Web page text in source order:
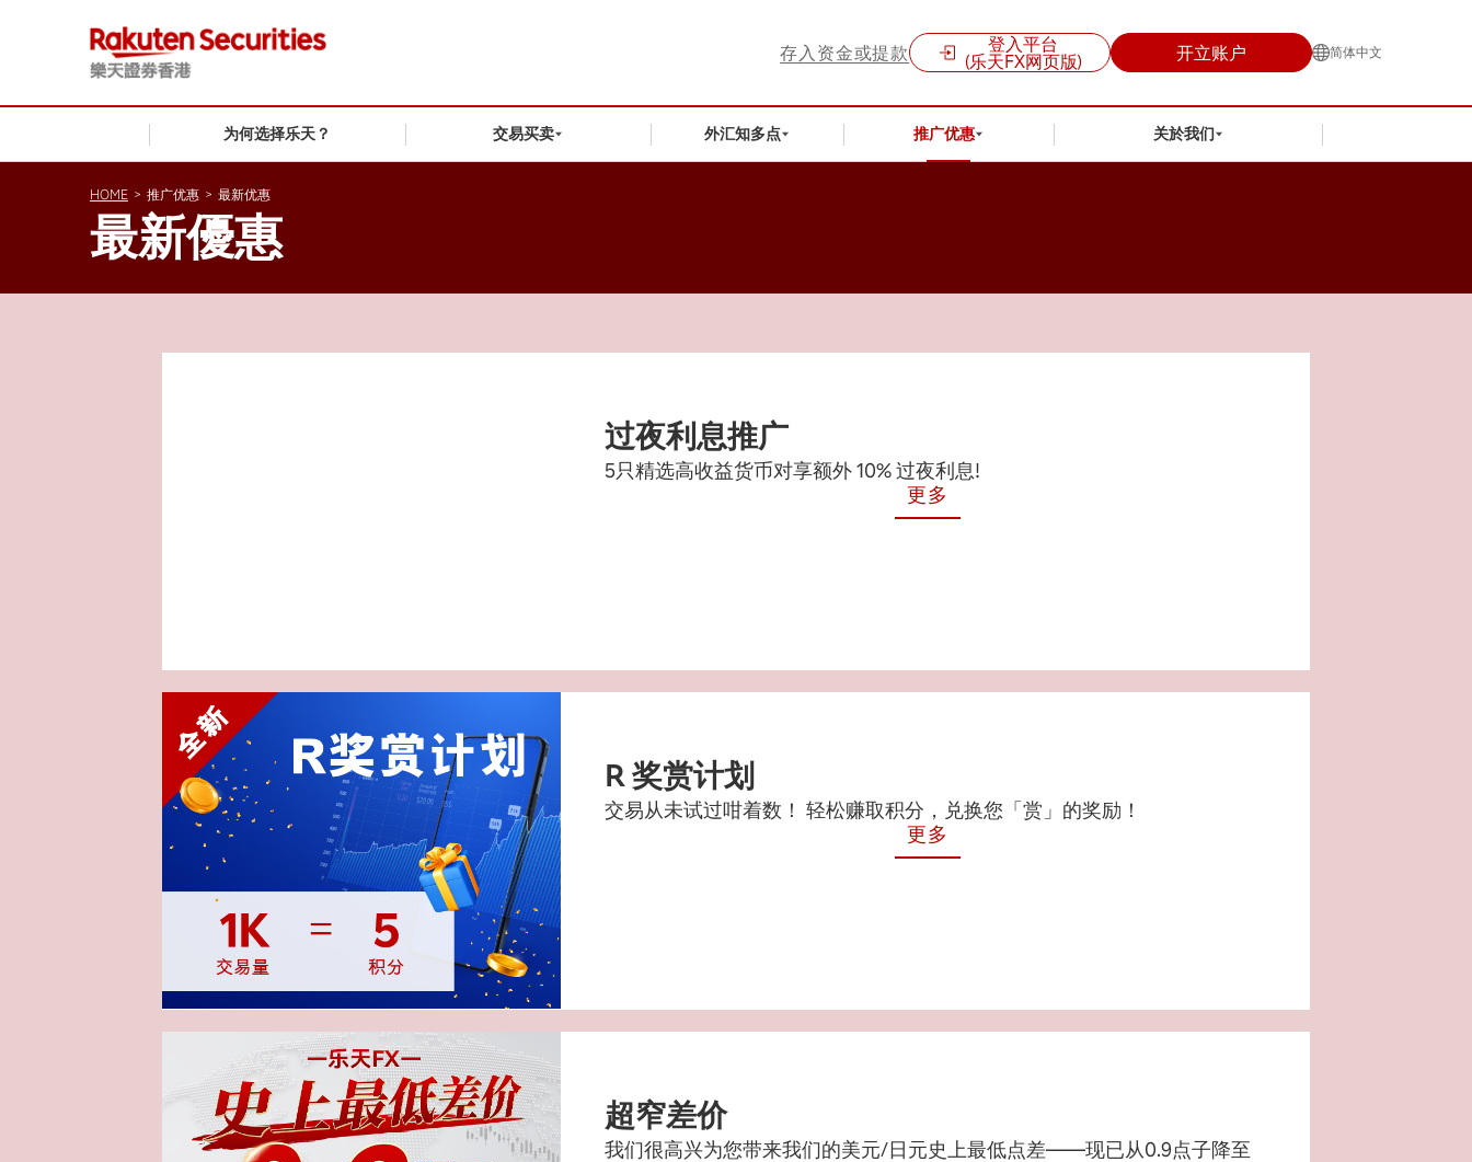
存入资金或提款
登入平台
(乐天FX网页版)
开立账户 简体中文
为何选择乐天？ 交易买卖 外汇知多点 推广优惠 关於我们
HOME > 推广优惠 > 最新优惠
最新優惠
过夜利息推广
5只精选高收益货币对享额外 10% 过夜利息!
更多
R 奖赏计划
交易从未试过咁着数！ 轻松赚取积分，兑换您「赏」的奖励！
更多
超窄差价
我们很高兴为您带来我们的美元/日元史上最低点差——现已从0.9点子降至